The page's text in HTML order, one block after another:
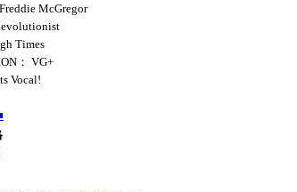
McGregor
Times
： VG+
Vocal!